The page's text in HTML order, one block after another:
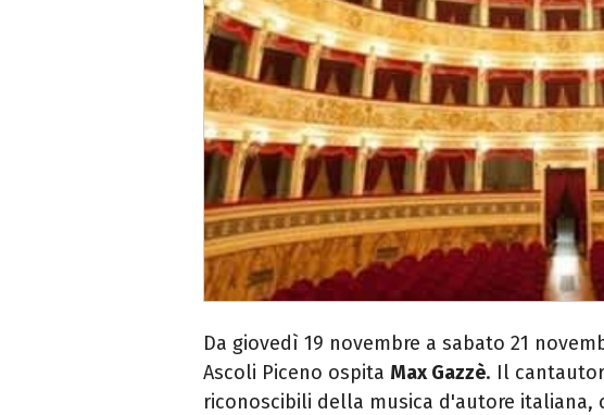
Da giovedì 19 novembre a sabato 21
Ascoli Piceno ospita Max Gazzè. Il
riconoscibili della musica d'autore italiana,